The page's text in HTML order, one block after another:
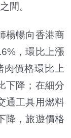
間。
楊暢向香港商
，環比上漲
肉價格環比上
下降；在細分
通工具用燃料
降，旅遊價格